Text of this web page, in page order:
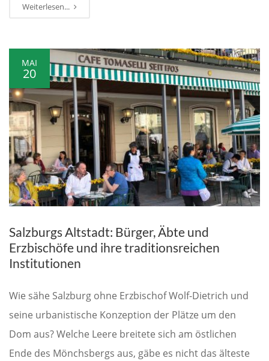
Weiterlesen...
MAI
20
Salzburgs Altstadt: Bürger, Äbte und
Erzbischöfe und ihre traditionsreichen
Institutionen
Wie sähe Salzburg ohne Erzbischof Wolf-Dietrich und
seine urbanistische Konzeption der Plätze um den
Dom aus? Welche Leere breitete sich am östlichen
Ende des Mönchsbergs aus, gäbe es nicht das älteste